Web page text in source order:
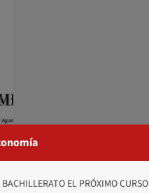
EL PRÓXIMO CURSO